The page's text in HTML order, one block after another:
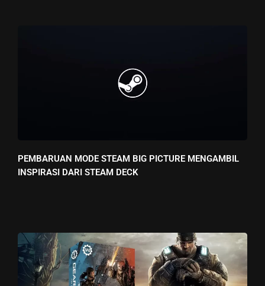
PEMBARUAN MODE STEAM BIG PICTURE MENGAMBIL
INSPIRASI DARI STEAM DECK